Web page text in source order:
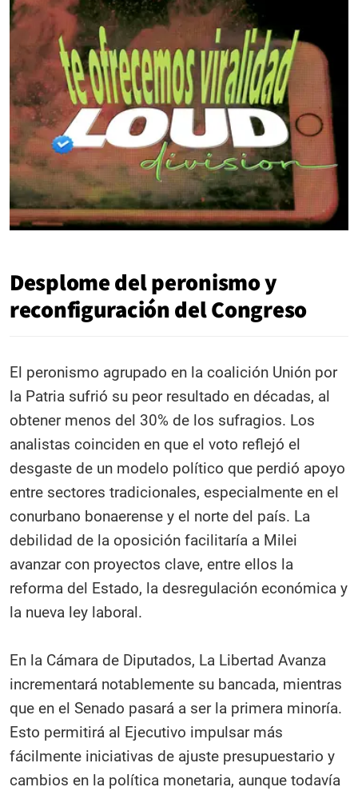
Desplome del peronismo y
reconfiguración del Congreso
El peronismo agrupado en la coalición Unión por
la Patria sufrió su peor resultado en décadas, al
obtener menos del 30% de los sufragios. Los
analistas coinciden en que el voto reflejó el
desgaste de un modelo político que perdió apoyo
entre sectores tradicionales, especialmente en el
conurbano bonaerense y el norte del país. La
debilidad de la oposición facilitaría a Milei
avanzar con proyectos clave, entre ellos la
reforma del Estado, la desregulación económica y
la nueva ley laboral.
En la Cámara de Diputados, La Libertad Avanza
incrementará notablemente su bancada, mientras
que en el Senado pasará a ser la primera minoría.
Esto permitirá al Ejecutivo impulsar más
fácilmente iniciativas de ajuste presupuestario y
cambios en la política monetaria, aunque todavía